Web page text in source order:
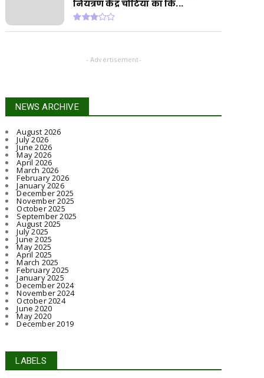
नियंत्रण केंद्र चोटिया का कि...
- Advertisement-
NEWS ARCHIVE
August 2026
July 2026
June 2026
May 2026
April 2026
March 2026
February 2026
January 2026
December 2025
November 2025
October 2025
September 2025
August 2025
July 2025
June 2025
May 2025
April 2025
March 2025
February 2025
January 2025
December 2024
November 2024
October 2024
June 2020
May 2020
December 2019
LABELS